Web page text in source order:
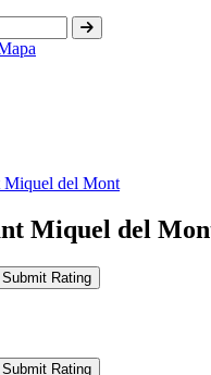
Miquel del Mont
Miquel del
Submit Rating
Submit Rating